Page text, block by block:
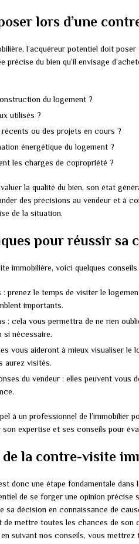
lors d’une
l’acquéreur potentiel doit
précise du bien qu’il envisage
du logement ?
utilisés ?
ou des projets en cours ?
énergétique du logement ?
les charges de copropriété ?
la qualité du bien, son état
des précisions au vendeur et à
de la situation.
pour réussir sa
immobilière, voici quelques conseils
prenez le temps de visiter le
importants.
: cela vous permettra de ne rien
si nécessaire.
vous aideront à mieux visualiser le
aurez visités.
du vendeur : elles peuvent vous
à un professionnel de l’immobilier
expertise et ses conseils pour
la contre-visite
donc une étape fondamentale dans
de se forger une opinion précise
sa décision en connaissance de
de mettre toutes les chances de
suivant nos conseils, vous